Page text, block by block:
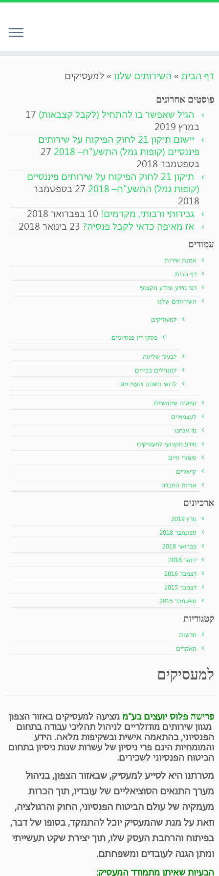
לתוכן
דף הבית » השירותים שלנו » למעסיקים
פוסטים אחרונים
הגיל שאפשר בו להתחיל (לקבל קצבאות) 17
במרץ 2019
יישום תיקון 21 לחוק הפיקוח על שירותים
פיננסיים (קופות גמל) התשע"ח– 2018
27
בספטמבר 2018
תיקון 21 לחוק הפיקוח על שירותים פיננסיים
(קופות גמל) התשע"ח– 2018
27 בספטמבר
2018
גבירותי ורבותי, מקדמים! 10 בפברואר 2018
אז מאיפה כדאי לקבל פנסיה? 23 בינואר 2018
עמודים
אמנת שירות
דף הבית
דפי מידע ומידע מקצועי
השירותים שלנו
למעסיקים
פסקי דין פנסיוניים
לבעלי שליטה
למנהלים בכירים
לרואי חשבון ויועצי מס
טפסים שימושיים
לעצמאיים
מי אנחנו
מידע מקצועי למעסיקים
סיפורי חיים
קישורים
אודות החברה
ארכיונים
מרץ 2019
ספטמבר 2018
פברואר 2018
ינואר 2018
דצמבר 2016
דצמבר 2015
ספטמבר 2015
קטגוריות
חדשות
מאמרים
למעסיקים
פרישה פלוס יועצים בע"מ מציעה למעסיקים באזור הצפון
מגוון שירותים מודולריים לניהול תהליכי עבודה בתחום
הפנסיוני, בהתאמה אישית ובשקיפות מלאה. הידע
והמומחיות הינם פרי ניסיון של עשרות שנות ניסיון בתחום
הביטוח הפנסיוני לשכירים.
מטרתנו היא לסייע למעסיק, שבאזור הצפון, בניהול
מערך התנאים הסוציאליים של עובדיו, תוך הכרות
מעמקיה של עולם הביטוח הפנסיוני, החוק והרגולציה,
וזאת על מנת שהמעסיק יוכל להתמקד, בסופו של דבר,
בפיתוח והרחבת העסק שלו, תוך יצירת שקט תעשייתי
ומתן הגנה לעובדים ומשפחתם.
הבעיות שאיתן מתמודד המעסיק: